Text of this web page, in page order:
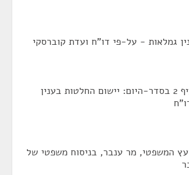
גמלאות - על-פי דו"ח ועדת קוברסקי
אנחנו עוברים לסעיף 2 בסדר-היום: יישום החלטות בענין
המשפטי, מר ענבר, בניסוח משפטי של